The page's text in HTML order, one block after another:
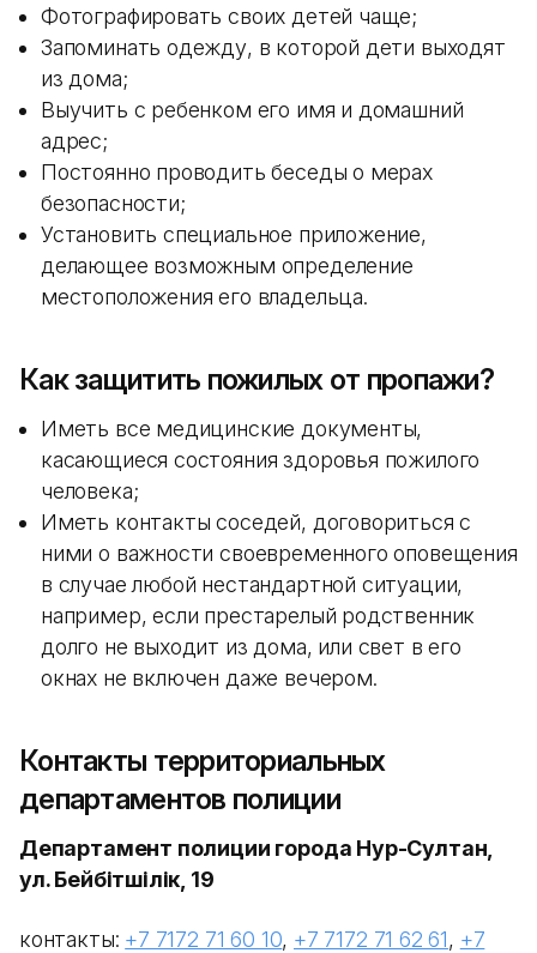
Фотографировать своих детей чаще;
Запоминать одежду, в которой дети выходят
из дома;
Выучить с ребенком его имя и домашний
адрес;
Постоянно проводить беседы о мерах
безопасности;
Установить специальное приложение,
делающее возможным определение
местоположения его владельца.
Как защитить пожилых от пропажи?
Иметь все медицинские документы,
касающиеся состояния здоровья пожилого
человека;
Иметь контакты соседей, договориться с
ними о важности своевременного оповещения
в случае любой нестандартной ситуации,
например, если престарелый родственник
долго не выходит из дома, или свет в его
окнах не включен даже вечером.
Контакты территориальных
департаментов полиции
Департамент полиции города Нур-Султан,
ул. Бейбітшілік, 19
контакты: +7 7172 71 60 10, +7 7172 71 62 61, +7